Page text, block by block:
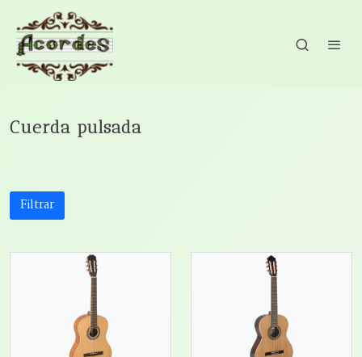
Cuerda pulsada
Filtrar